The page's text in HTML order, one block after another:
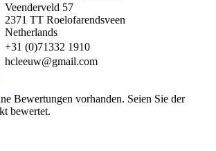
Veenderveld 57
2371 TT Roelofarendsveen
Netherlands
+31 (0)71332 1910
hcleeuw@gmail.com
Bewertungen vorhanden. Seien Sie der
bewertet.